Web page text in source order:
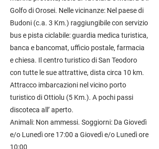
Golfo di Orosei. Nelle vicinanze: Nel paese di
Budoni (c.a. 3 Km.) raggiungibile con servizio
bus e pista ciclabile: guardia medica turistica,
banca e bancomat, ufficio postale, farmacia
e chiesa. Il centro turistico di San Teodoro
con tutte le sue attrattive, dista circa 10 km.
Attracco imbarcazioni nel vicino porto
turistico di Ottiolu (5 Km.). A pochi passi
discoteca all’ aperto.
Animali: Non ammessi. Soggiorni: Da Giovedì
e/o Lunedì ore 17:00 a Giovedì e/o Lunedì ore
10:00